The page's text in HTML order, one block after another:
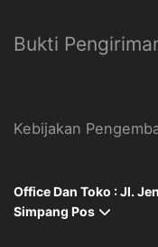
Bukti
Kebijakan
Office Dan Toko : Jl.
Simpang Pos